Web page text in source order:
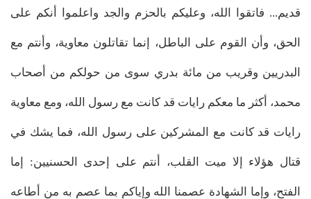
قديم... فاتقوا الله، وعليكم بالحزم والجد واعلموا أنكم على
الحق، وأن القوم على الباطل، إنما تقاتلون معاوية، وأنتم مع
البدريين وقريب من مائة بدري سوى من حولكم من أصحاب
محمد، أكثر ما معكم رايات قد كانت مع رسول الله، ومع معاوية
رايات قد كانت مع المشركين على رسول الله، فما يشك في
قتال هؤلاء إلا ميت القلب، أنتم على إحدى الحسنيين: إما
الفتح، وإما الشهادة عصمنا الله وإياكم بما عصم به من أطاعه